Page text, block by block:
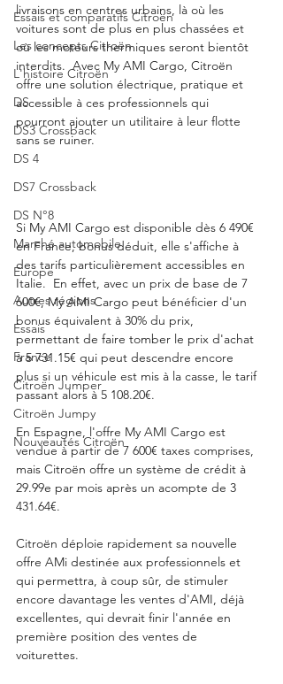
Essais et comparatifs Citroën
Les concepts Citroën
L'histoire Citroën
DS
DS3 Crossback
DS 4
DS7 Crossback
DS N°8
Marché automobile
Europe
Autres régions
Essais
France
Citroën Jumper
Citroën Jumpy
Nouveautés Citroën
livraisons en centres urbains, là où les
voitures sont de plus en plus chassées et
où les moteurs thermiques seront bientôt
interdits.  Avec My AMI Cargo, Citroën
offre une solution électrique, pratique et
accessible à ces professionnels qui
pourront ajouter un utilitaire à leur flotte
sans se ruiner.
Si My AMI Cargo est disponible dès 6 490€
en France, bonus déduit, elle s'affiche à
des tarifs particulièrement accessibles en
Italie.  En effet, avec un prix de base de 7
600€, My AMI Cargo peut bénéficier d'un
bonus équivalent à 30% du prix,
permettant de faire tomber le prix d'achat
à 5 731.15€ qui peut descendre encore
plus si un véhicule est mis à la casse, le tarif
passant alors à 5 108.20€.
En Espagne, l'offre My AMI Cargo est
vendue à partir de 7 600€ taxes comprises,
mais Citroën offre un système de crédit à
29.99e par mois après un acompte de 3
431.64€.
Citroën déploie rapidement sa nouvelle
offre AMi destinée aux professionnels et
qui permettra, à coup sûr, de stimuler
encore davantage les ventes d'AMI, déjà
excellentes, qui devrait finir l'année en
première position des ventes de
voiturettes.